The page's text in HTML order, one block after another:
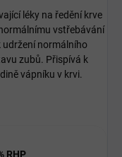
léky na ředění krve
vstřebávání
udržení normálního
zubů. Přispívá k
vápníku v krvi.
RHP